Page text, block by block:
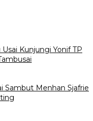
Kunjungi Yonif TP
Sambut Menhan Sjafrie